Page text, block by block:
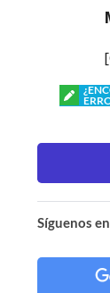
Síguenos